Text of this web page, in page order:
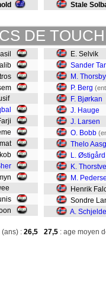
Stale
DE
E. Selvik
Sander
M. Thorsby
P. Berg
F. Bjørkan
J. Hauge
J. Larsen
O. Bobb
Thelo
L. Østigård
K.
M.
Henrik
Sondre
A.
: 26,5 27,5 : age moyen